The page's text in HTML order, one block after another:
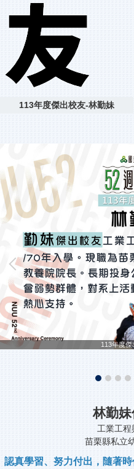
113年度傑出校友-林勤妹
113年度
林勤
工業工程
苗栗縣私立
認真學習、努力付出，隨著